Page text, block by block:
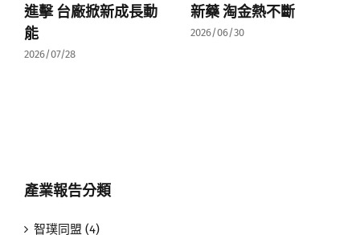
進擊 台廠掀新成長動
能
2026/07/28
新藥 淘金熱不斷
2026/06/30
產業報告分類
智璞同盟 (4)